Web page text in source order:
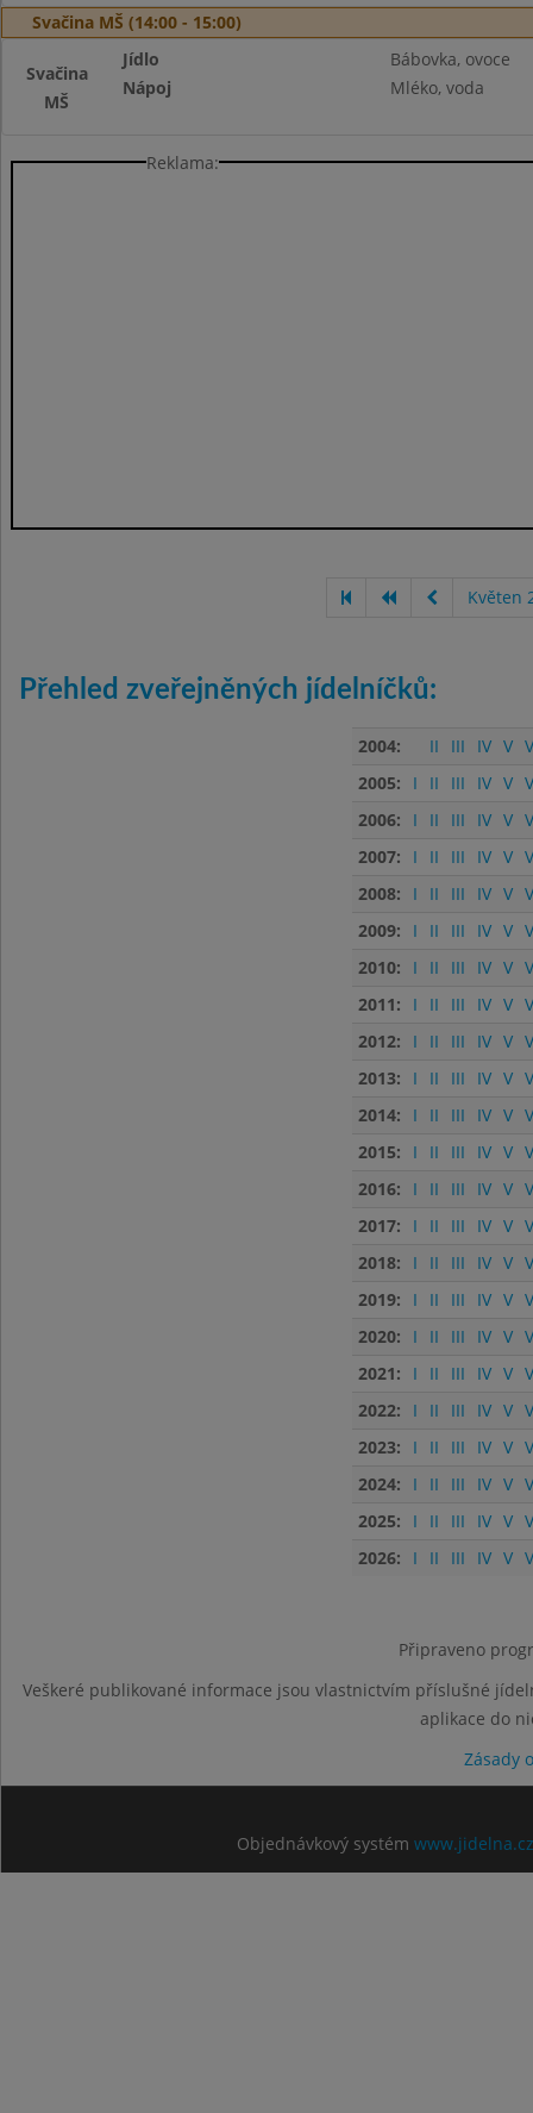
Svačina MŠ (14:00 - 15:00)
Svačina
MŠ
Jídlo
Bábovka, ovoce
Nápoj
Mléko, voda
Reklama:
Květen
Přehled zveřejněných jídelníčků:
2004: II III IV V
2005:
I II III IV V
2006:
I II III IV V
2007:
I II III IV V
2008:
I II III IV V
2009:
I II III IV V
2010:
I II III IV V
2011:
I II III IV V
2012:
I II III IV V
2013:
I II III IV V
2014:
I II III IV V
2015:
I II III IV V
2016:
I II III IV V
2017:
I II III IV V
2018:
I II III IV V
2019:
I II III IV V
2020:
I II III IV V
2021:
I II III IV V
2022:
I II III IV V
2023:
I II III IV V
2024:
I II III IV V
2025:
I II III IV V
2026:
I II III IV V
Připraveno
Veškeré publikované informace jsou vlastnictvím příslušné
aplikace do
Zásady
Objednávkový systém www.jidelna.cz